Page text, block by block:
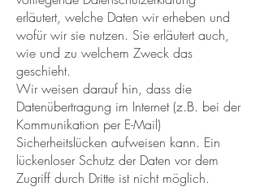
erläutert, welche Daten wir erheben und
wofür wir sie nutzen. Sie erläutert auch,
wie und zu welchem Zweck das
geschieht.
Wir weisen darauf hin, dass die
Datenübertragung im Internet (z.B. bei der
Kommunikation per E-Mail)
Sicherheitslücken aufweisen kann. Ein
lückenloser Schutz der Daten vor dem
Zugriff durch Dritte ist nicht möglich.